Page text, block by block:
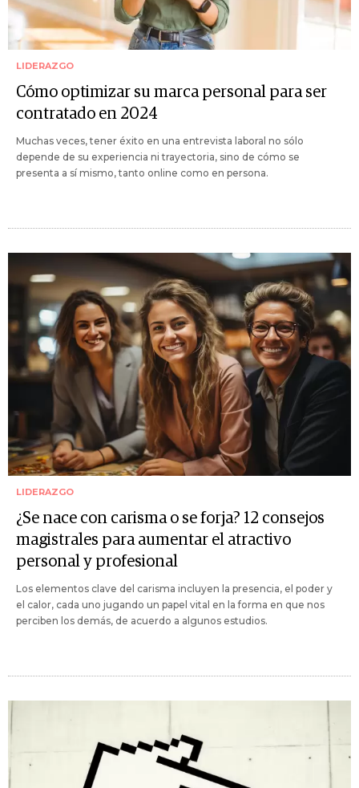
LIDERAZGO
Cómo optimizar su marca personal para ser
contratado en 2024
Muchas veces, tener éxito en una entrevista laboral no sólo
depende de su experiencia ni trayectoria, sino de cómo se
presenta a sí mismo, tanto online como en persona.
LIDERAZGO
¿Se nace con carisma o se forja? 12 consejos
magistrales para aumentar el atractivo
personal y profesional
Los elementos clave del carisma incluyen la presencia, el poder y
el calor, cada uno jugando un papel vital en la forma en que nos
perciben los demás, de acuerdo a algunos estudios.